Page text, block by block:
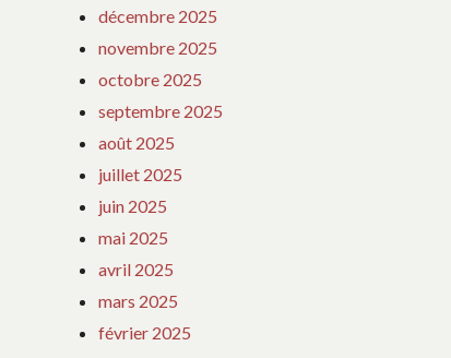
décembre 2025
novembre 2025
octobre 2025
septembre 2025
août 2025
juillet 2025
juin 2025
mai 2025
avril 2025
mars 2025
février 2025